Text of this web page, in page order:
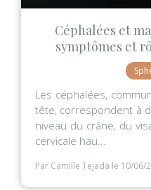
Céphalées et
symptômes et
Les céphalées,
tête, correspondent à
niveau du crâne, du
cervicale hau...
Par Camille Tejada le 10/06/